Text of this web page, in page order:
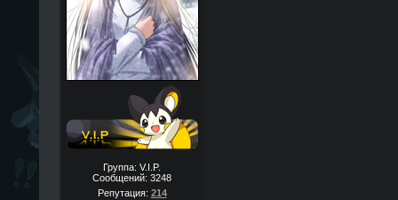
Группа: V.I.P.
Сообщений: 3248
Репутация: 214